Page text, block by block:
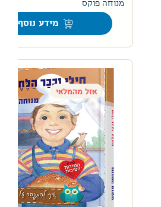
מנוחה פוקס
מידע נוסף
אזל מהמלאי